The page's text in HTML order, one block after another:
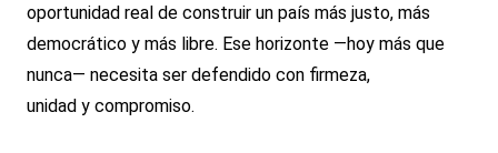
oportunidad real de construir un país más justo, más
democrático y más libre. Ese horizonte —hoy más que
nunca— necesita ser defendido con firmeza,
unidad y compromiso.